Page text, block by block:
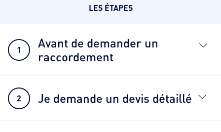
LES ÉTAPES
1
Avant de demander un
raccordement
2 Je demande un devis détaillé